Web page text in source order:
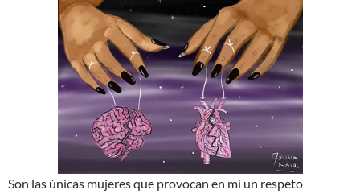
Son las únicas mujeres que provocan en mí un respeto